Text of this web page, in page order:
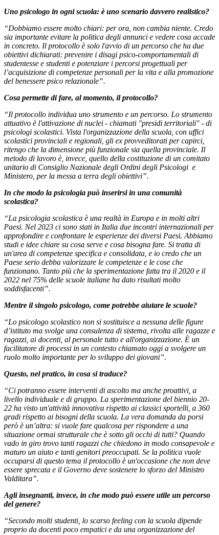
Uno psicologo in ogni scuola: è uno scenario davvero realistico?
“Dobbiamo essere molto chiari: per ora, non cambia niente. Credo
sia importante evitare la politica degli annunci e vedere cosa accade
in concreto. Il protocollo è solo l'avvio di un percorso che ha due
obiettivi dichiarati: prevenire i disagi psico-comportamentali di
studentesse e studenti e potenziare i percorsi progettuali per
l’acquisizione di competenze personali per la vita e alla promozione
del benessere psico relazionale”.
Cosa permette di fare, al momento, il protocollo?
“Il protocollo individua uno strumento e un percorso. Lo strumento
attuativo è l'attivazione di nuclei - chiamati "presidi territoriali" - di
psicologi scolastici. Vista l'organizzazione della scuola, con uffici
scolastici provinciali e regionali, gli ex provveditorati per capirci,
ritengo che la dimensione più funzionale sia quella provinciale. Il
metodo di lavoro è, invece, quello della costituzione di un comitato
unitario di Consiglio Nazionale degli Ordini degli Psicologi e
Ministero, per la messa a terra degli obiettivi”.
In che modo la psicologia può inserirsi in una comunità
scolastica?
“La psicologia scolastica è una realtà in Europa e in molti altri
Paesi. Nel 2023 ci sono stati in Italia due incontri internazionali per
approfondire e confrontare le esperienze dei diversi Paesi. Abbiamo
studi e idee chiare su cosa serve e cosa bisogna fare. Si tratta di
un'area di competenze specifica e consolidata, e io credo che un
Paese serio debba valorizzare le competenze e le cose che
funzionano. Tanto più che la sperimentazione fatta tra il 2020 e il
2022 nel 75% delle scuole italiane ha dato risultati molto
soddisfacenti”.
Mentre il singolo psicologo, come potrebbe aiutare le scuole?
“Lo psicologo scolastico non si sostituisce a nessuna delle figure
d’istituto ma svolge una consulenza di sistema, rivolta alle ragazze e
ragazzi, ai docenti, al personale tutto e all'organizzazione. È un
facilitatore di processi in un contesto chiamato oggi a svolgere un
ruolo molto importante per lo sviluppo dei giovani”.
Questo, nel pratico, in cosa si traduce?
“Ci potranno essere interventi di ascolto ma anche proattivi, a
livello individuale e di gruppo. La sperimentazione del biennio 20-
22 ha visto un'attività innovativa rispetto ai classici sportelli, a 360
gradi rispetto ai bisogni della scuola. La vera domanda da porsi
però è un’altra: si vuole fare qualcosa per rispondere a una
situazione ormai strutturale che è sotto gli occhi di tutti? Quando
vado in giro trovo tanti ragazzi che chiedono in modo consapevole e
maturo un aiuto e tanti genitori preoccupati. Se la politica vuole
occuparsi di questo tema il protocollo è un'occasione che non deve
essere sprecata e il Governo deve sostenere lo sforzo del Ministro
Valditara”.
Agli insegnanti, invece, in che modo può essere utile un percorso
del genere?
“Secondo molti studenti, lo scarso feeling con la scuola dipende
proprio da docenti poco empatici e da una organizzazione del